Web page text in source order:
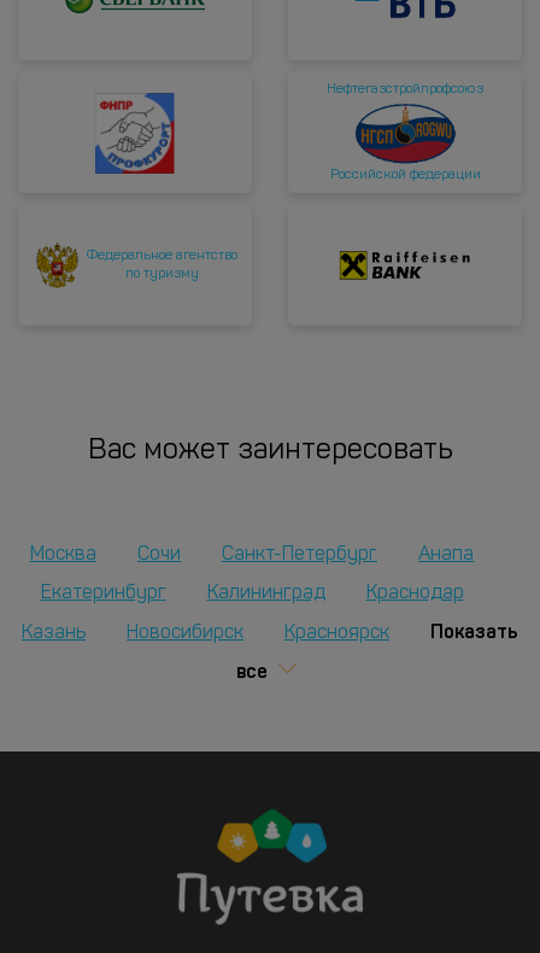
Нефтегазстройпрофсоюз
Российской федерации
Федеральное агентство
по туризму
Вас может заинтересовать
Москва Сочи Санкт-Петербург
Анапа
Екатеринбург
Калининград Краснодар
Казань Новосибирск Красноярск
Показать
все